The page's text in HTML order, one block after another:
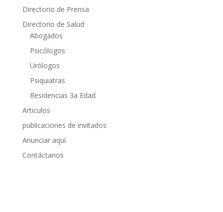
Directorio de Prensa
Directorio de Salud
Abogados
Psicólogos
Urólogos
Psiquiatras
Residencias 3a Edad
Articulos
publicaciones de invitados
Anunciar aquí
Contáctanos